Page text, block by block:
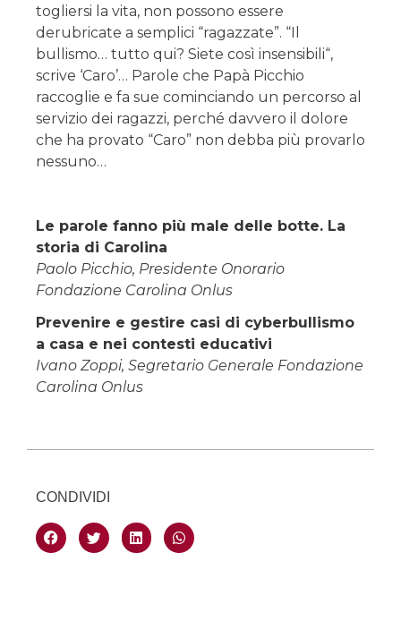
togliersi la vita, non possono essere
derubricate a semplici “ragazzate”. “Il
bullismo… tutto qui? Siete così insensibili“,
scrive ‘Caro’… Parole che Papà Picchio
raccoglie e fa sue cominciando un percorso al
servizio dei ragazzi, perché davvero il dolore
che ha provato “Caro” non debba più provarlo
nessuno…
Le parole fanno più male delle botte. La
storia di Carolina
Paolo Picchio, Presidente Onorario
Fondazione Carolina Onlus
Prevenire e gestire casi di cyberbullismo
a casa e nei contesti educativi
Ivano Zoppi, Segretario Generale Fondazione
Carolina Onlus
CONDIVIDI